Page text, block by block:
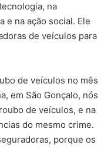
na
e na ação social. Ele
de veículos para
de veículos no mês
em São Gonçalo, nós
de veículos, e na
do mesmo crime.
porque os